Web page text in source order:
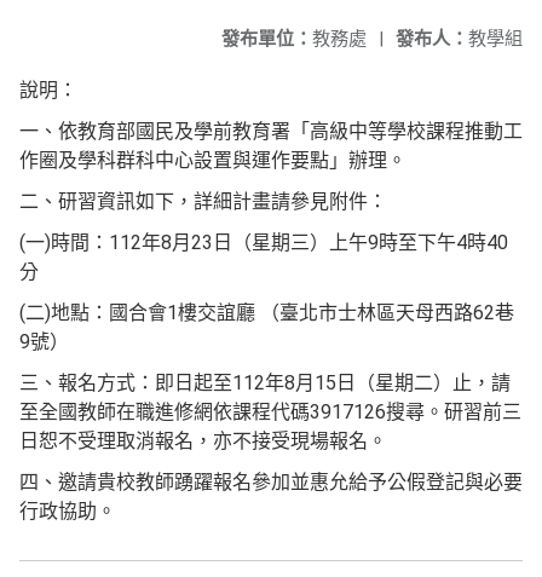
發布人： 教學組
發布單位： 教務處 |
說明：
一、依教育部國民及學前教育署「高級中等學校課程推動工
作圈及學科群科中心設置與運作要點」辦理。
二、研習資訊如下，詳細計畫請參見附件：
(一)時間：112年8月23日（星期三）上午9時至下午4時40
分
(二)地點：國合會1樓交誼廳 （臺北市士林區天母西路62巷
9號）
三、報名方式：即日起至112年8月15日（星期二）止，請
至全國教師在職進修網依課程代碼3917126搜尋。研習前三
日恕不受理取消報名，亦不接受現場報名。
四、邀請貴校教師踴躍報名參加並惠允給予公假登記與必要
行政協助。